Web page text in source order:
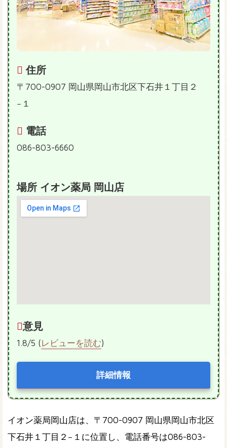
住所
〒700-0907 岡山県岡山市北区下石井１丁目２
−１
電話
086-803-6660
場所 イオン薬局 岡山店
意見
1.8/5 (レビューを読む)
詳細情報
イオン薬局岡山店は、〒700-0907 岡山県岡山市北区
下石井１丁目２−１に位置し、電話番号は086-803-